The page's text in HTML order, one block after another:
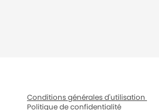
Conditions générales d'utilisation
Politique de confidentialité